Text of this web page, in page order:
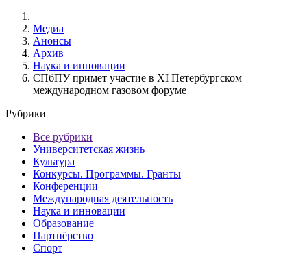
Медиа
Анонсы
Архив
Наука и инновации
СПбПУ примет участие в XI Петербургском
международном газовом форуме
Рубрики
Все рубрики
Университетская жизнь
Культура
Конкурсы. Программы. Гранты
Конференции
Международная деятельность
Наука и инновации
Образование
Партнёрство
Спорт